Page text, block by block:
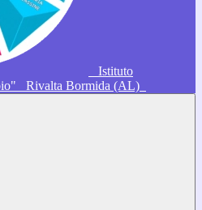
Istituto
Rivalta Bormida (AL)